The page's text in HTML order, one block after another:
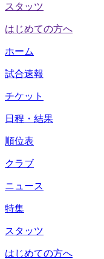
スタッツ
はじめての方へ
ホーム
試合速報
チケット
日程・結果
順位表
クラブ
ニュース
特集
スタッツ
はじめての方へ